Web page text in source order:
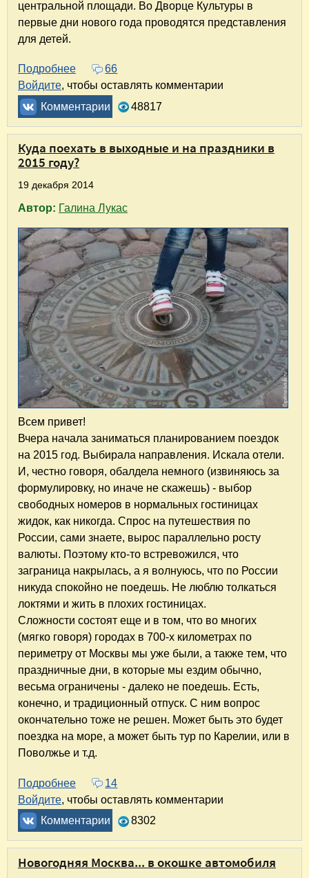
центральной площади. Во Дворце Культуры в
первые дни нового года проводятся представления
для детей.
Подробнее о Новый год в Геленджике. Незабываемые
66
Войдите, чтобы оставлять комментарии
Комментарии
48817
Куда поехать в выходные и на праздники в
2015 году?
19 декабря 2014
Автор: Галина Лукас
Всем привет!
Вчера начала заниматься планированием поездок
на 2015 год. Выбирала направления. Искала отели.
И, честно говоря, обалдела немного (извиняюсь за
формулировку, но иначе не скажешь) - выбор
свободных номеров в нормальных гостиницах
жидок, как никогда. Спрос на путешествия по
России, сами знаете, вырос параллельно росту
валюты. Поэтому кто-то встревожился, что
заграница накрылась, а я волнуюсь, что по России
никуда спокойно не поедешь. Не люблю толкаться
локтями и жить в плохих гостиницах.
Сложности состоят еще и в том, что во многих
(мягко говоря) городах в 700-х километрах по
периметру от Москвы мы уже были, а также тем, что
праздничные дни, в которые мы ездим обычно,
весьма ограничены - далеко не поедешь. Есть,
конечно, и традиционный отпуск. С ним вопрос
окончательно тоже не решен. Может быть это будет
поездка на море, а может быть тур по Карелии, или в
Поволжье и т.д.
Подробнее о Куда поехать в выходные и на праздники в
14
Войдите, чтобы оставлять комментарии
Комментарии
8302
Новогодняя Москва... в окошке автомобиля